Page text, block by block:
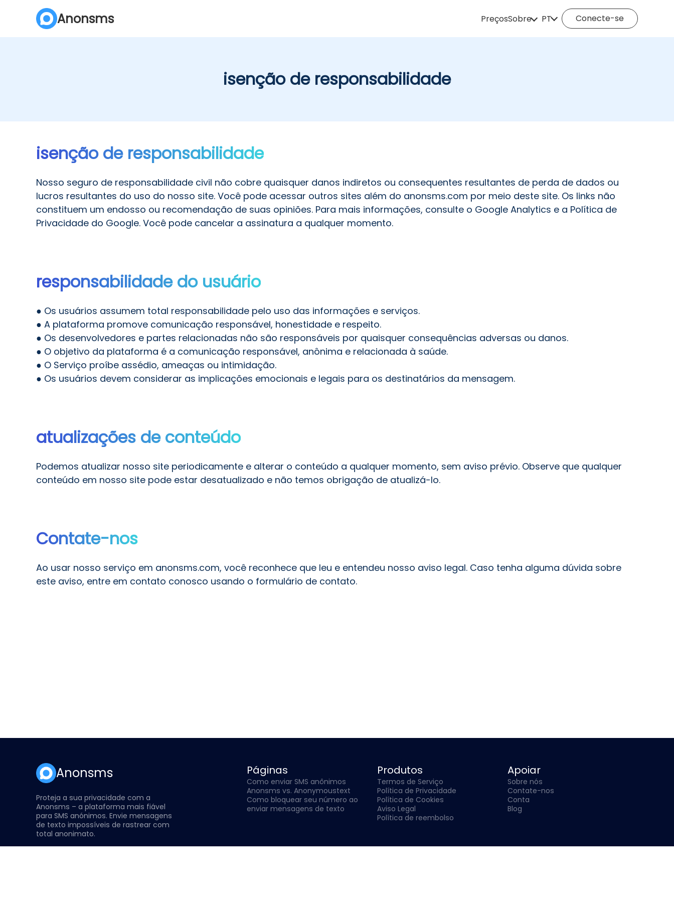
Anonsms PreçosSobre
PT
Čeština
Dansk
Suomi
Conecte-se
isenção de responsabilidade
isenção de responsabilidade
Nosso seguro de responsabilidade civil não cobre quaisquer danos indiretos ou consequentes resultantes de perda de dados ou
lucros resultantes do uso do nosso site. Você pode acessar outros sites além do anonsms.com por meio deste site. Os links não
constituem um endosso ou recomendação de suas opiniões. Para mais informações, consulte o Google Analytics e a Política de
Privacidade do Google. Você pode cancelar a assinatura a qualquer momento.
responsabilidade do usuário
● Os usuários assumem total responsabilidade pelo uso das informações e serviços.
● A plataforma promove comunicação responsável, honestidade e respeito.
● Os desenvolvedores e partes relacionadas não são responsáveis por quaisquer consequências adversas ou danos.
● O objetivo da plataforma é a comunicação responsável, anônima e relacionada à saúde.
● O Serviço proíbe assédio, ameaças ou intimidação.
● Os usuários devem considerar as implicações emocionais e legais para os destinatários da mensagem.
atualizações de conteúdo
Podemos atualizar nosso site periodicamente e alterar o conteúdo a qualquer momento, sem aviso prévio. Observe que qualquer
conteúdo em nosso site pode estar desatualizado e não temos obrigação de atualizá-lo.
Contate-nos
Ao usar nosso serviço em anonsms.com, você reconhece que leu e entendeu nosso aviso legal. Caso tenha alguma dúvida sobre
este aviso, entre em contato conosco usando o formulário de contato.
Anonsms
Proteja a sua privacidade com a
Anonsms – a plataforma mais fiável
para SMS anónimos. Envie mensagens
de texto impossíveis de rastrear com
total anonimato.
Páginas
Como enviar SMS anônimos
Anonsms vs. Anonymoustext
Como bloquear seu número ao
enviar mensagens de texto
Produtos
Termos de Serviço
Política de Privacidade
Política de Cookies
Aviso Legal
Política de reembolso
Apoiar
Sobre nós
Contate-nos
Conta
Blog